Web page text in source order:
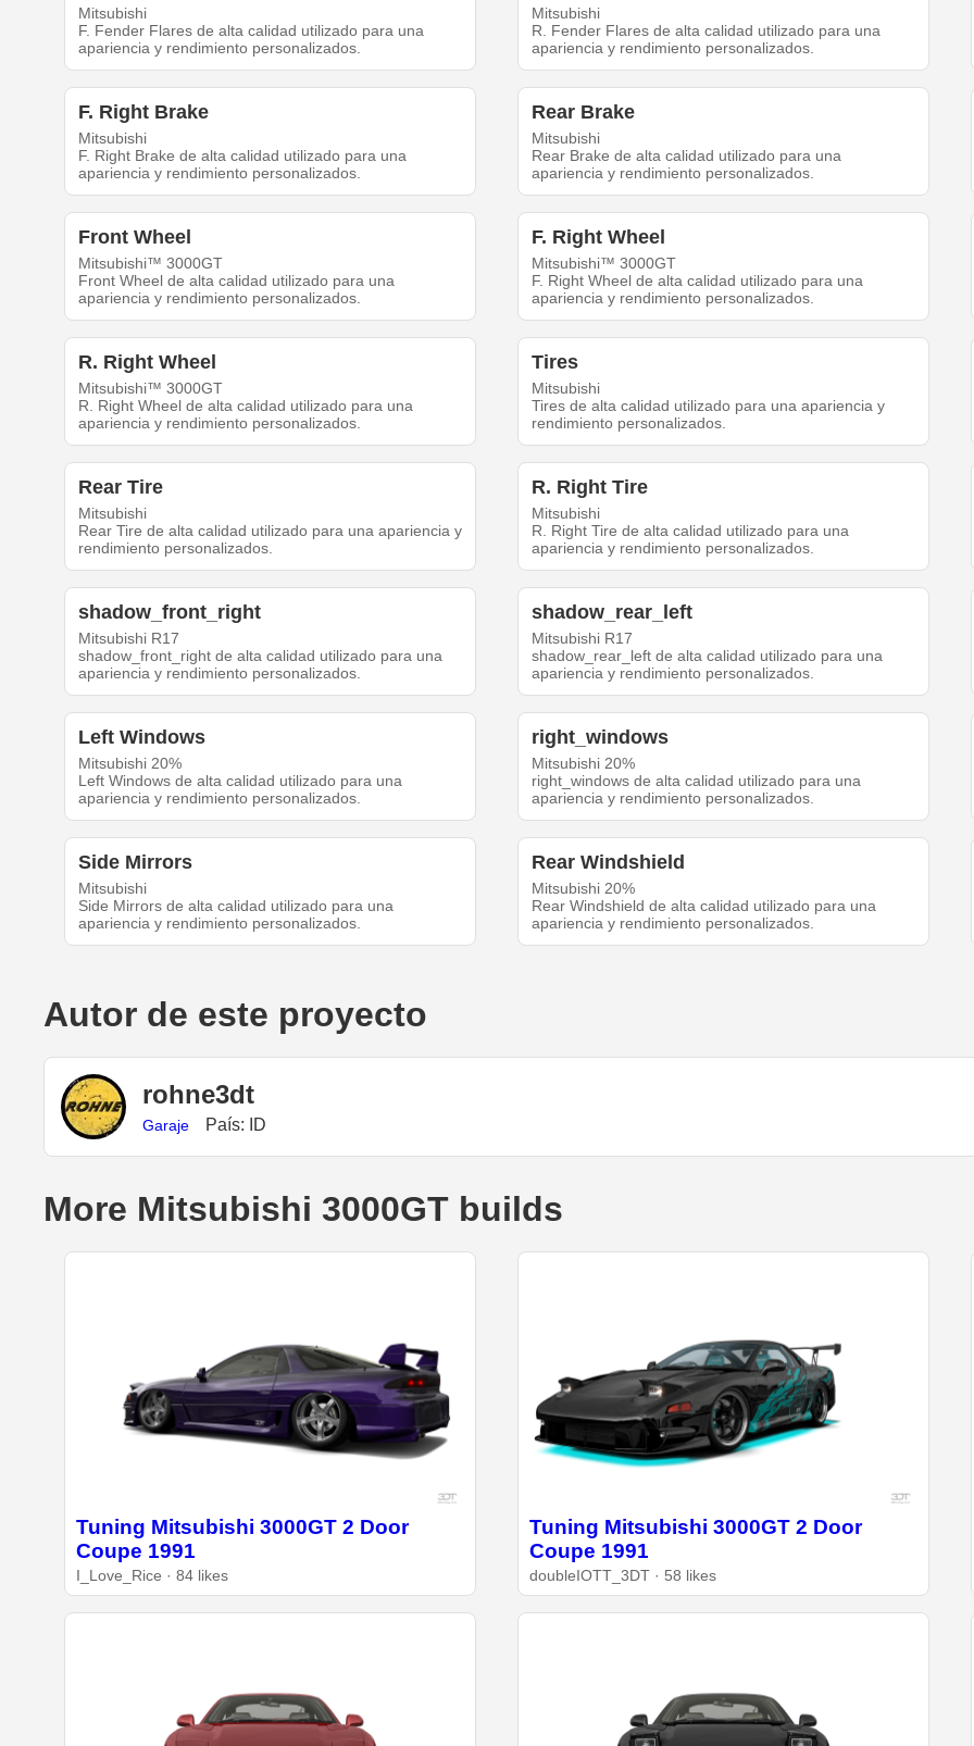
Mitsubishi
F. Fender Flares de alta calidad utilizado para una
apariencia y rendimiento personalizados.
Mitsubishi
R. Fender Flares de alta calidad utilizado para una
apariencia y rendimiento personalizados.
F. Right Brake
Mitsubishi
F. Right Brake de alta calidad utilizado para una
apariencia y rendimiento personalizados.
Rear Brake
Mitsubishi
Rear Brake de alta calidad utilizado para una
apariencia y rendimiento personalizados.
Front Wheel
Mitsubishi™ 3000GT
Front Wheel de alta calidad utilizado para una
apariencia y rendimiento personalizados.
F. Right Wheel
Mitsubishi™ 3000GT
F. Right Wheel de alta calidad utilizado para una
apariencia y rendimiento personalizados.
R. Right Wheel
Mitsubishi™ 3000GT
R. Right Wheel de alta calidad utilizado para una
apariencia y rendimiento personalizados.
Tires
Mitsubishi
Tires de alta calidad utilizado para una apariencia y
rendimiento personalizados.
Rear Tire
Mitsubishi
Rear Tire de alta calidad utilizado para una apariencia y
rendimiento personalizados.
R. Right Tire
Mitsubishi
R. Right Tire de alta calidad utilizado para una
apariencia y rendimiento personalizados.
shadow_front_right
Mitsubishi R17
shadow_front_right de alta calidad utilizado para una
apariencia y rendimiento personalizados.
shadow_rear_left
Mitsubishi R17
shadow_rear_left de alta calidad utilizado para una
apariencia y rendimiento personalizados.
Left Windows
Mitsubishi 20%
Left Windows de alta calidad utilizado para una
apariencia y rendimiento personalizados.
right_windows
Mitsubishi 20%
right_windows de alta calidad utilizado para una
apariencia y rendimiento personalizados.
Side Mirrors
Mitsubishi
Side Mirrors de alta calidad utilizado para una
apariencia y rendimiento personalizados.
Rear Windshield
Mitsubishi 20%
Rear Windshield de alta calidad utilizado para una
apariencia y rendimiento personalizados.
Autor de este proyecto
rohne3dt
Garaje País: ID
More Mitsubishi 3000GT builds
Tuning Mitsubishi 3000GT 2 Door
Coupe 1991
I_Love_Rice · 84 likes
Tuning Mitsubishi 3000GT 2 Door
Coupe 1991
doubleIOTT_3DT · 58 likes